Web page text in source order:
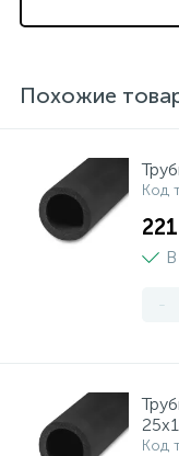
Похожие
Код
-
Код